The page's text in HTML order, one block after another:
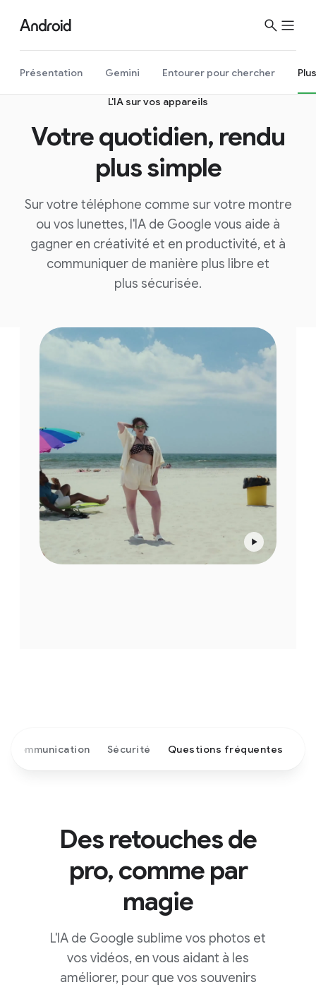
Présentation Gemini Entourer pour chercher
L'IA sur vos appareils
Votre quotidien, rendu
plus simple
Sur votre téléphone comme sur votre montre
ou vos lunettes, l'IA de Google vous aide à
gagner en créativité et en productivité, et à
communiquer de manière plus libre et
plus sécurisée.
Communication Sécurité Questions fréquentes
Des retouches de
pro, comme par
magie
L'IA de Google sublime vos photos et
vos vidéos, en vous aidant à les
améliorer, pour que vos souvenirs